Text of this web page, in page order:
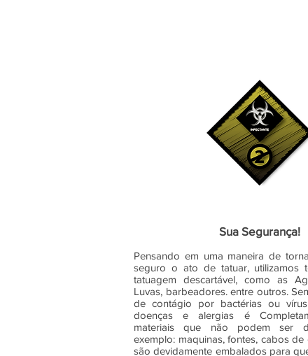
Sua Segurança!
Pensando em uma maneira de
seguro o ato de tatuar, utilizamos
tatuagem descartável, como as
Luvas, barbeadores. entre outros.
de contágio por bactérias ou
doenças e alergias é
materiais que não podem ser
exemplo: maquinas, fontes, cabos
são devidamente embalados para